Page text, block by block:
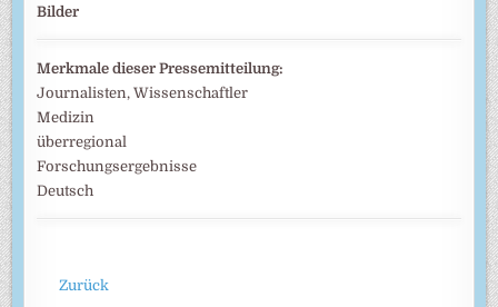
Bilder
Merkmale dieser Pressemitteilung:
Journalisten, Wissenschaftler
Medizin
überregional
Forschungsergebnisse
Deutsch
Zurück